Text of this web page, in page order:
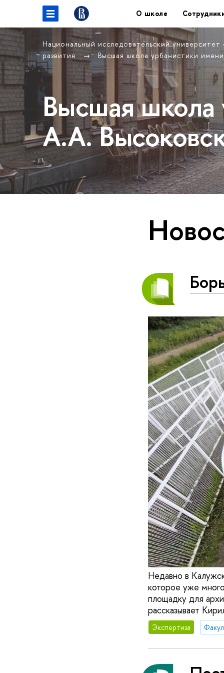
О школе
Национальный исследовательский
развития
Высшая школа урбанистики
Высшая школа
А.А.
Недавно в
которое уже
площадку для
рассказывает
Экспертиза